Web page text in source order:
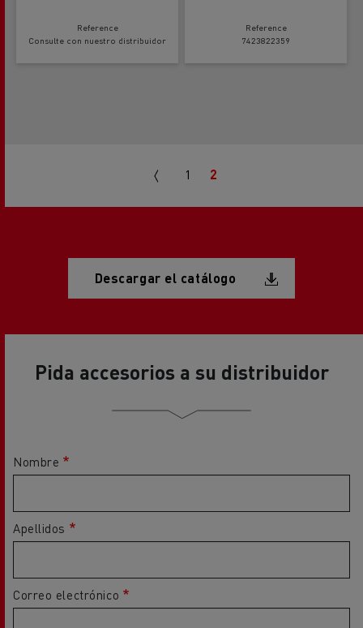
Reference
Consulte con nuestro distribuidor
Reference
7423822359
Previous
1 2
Descargar el catálogo Document
Pida accesorios a su distribuidor
Nombre
Apellidos
Correo electrónico